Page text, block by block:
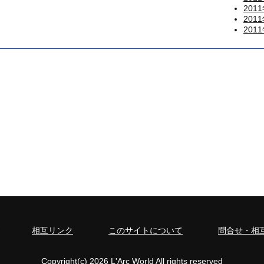
相互リンク このサイトについて 問合せ・相
Copyright(c) 2026 L'Arc World All rights reserved